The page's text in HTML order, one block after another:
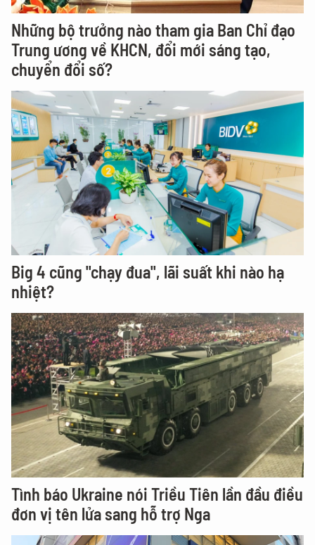
Những bộ trưởng nào tham gia Ban Chỉ đạo
Trung ương về KHCN, đổi mới sáng tạo,
chuyển đổi số?
Big 4 cũng "chạy đua", lãi suất khi nào hạ
nhiệt?
Tình báo Ukraine nói Triều Tiên lần đầu điều
đơn vị tên lửa sang hỗ trợ Nga